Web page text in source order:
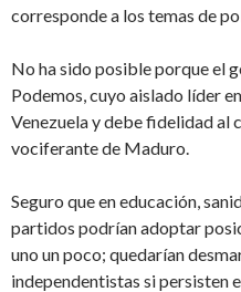
corresponde a los temas de
No ha sido posible porque el
Podemos, cuyo aislado líder
Venezuela y debe fidelidad al
vociferante de Maduro.
Seguro que en educación,
partidos podrían adoptar
uno un poco; quedarían
independentistas si persisten